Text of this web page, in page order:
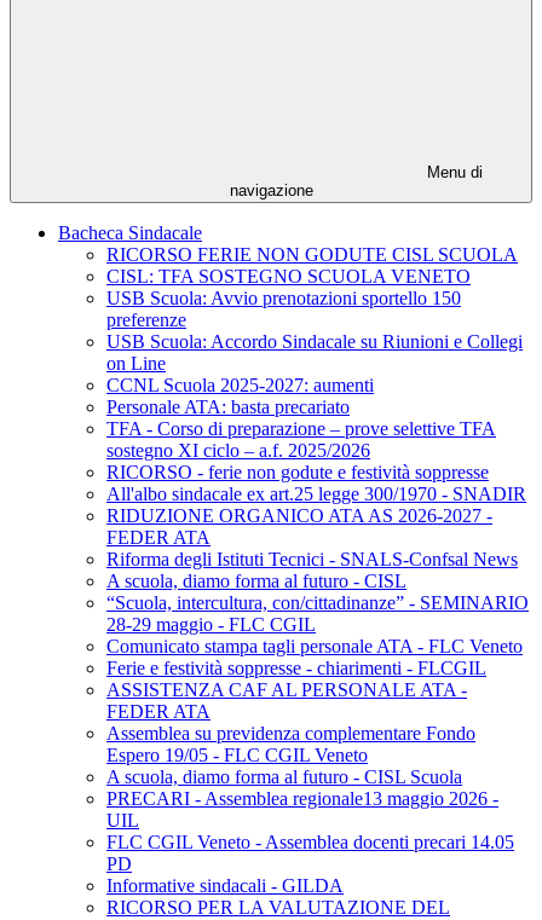
Menu di
navigazione
Bacheca Sindacale
RICORSO FERIE NON GODUTE CISL SCUOLA
CISL: TFA SOSTEGNO SCUOLA VENETO
USB Scuola: Avvio prenotazioni sportello 150
preferenze
USB Scuola: Accordo Sindacale su Riunioni e Collegi
on Line
CCNL Scuola 2025-2027: aumenti
Personale ATA: basta precariato
TFA - Corso di preparazione – prove selettive TFA
sostegno XI ciclo – a.f. 2025/2026
RICORSO - ferie non godute e festività soppresse
All'albo sindacale ex art.25 legge 300/1970 - SNADIR
RIDUZIONE ORGANICO ATA AS 2026-2027 -
FEDER ATA
Riforma degli Istituti Tecnici - SNALS-Confsal News
A scuola, diamo forma al futuro - CISL
“Scuola, intercultura, con/cittadinanze” - SEMINARIO
28-29 maggio - FLC CGIL
Comunicato stampa tagli personale ATA - FLC Veneto
Ferie e festività soppresse - chiarimenti - FLCGIL
ASSISTENZA CAF AL PERSONALE ATA -
FEDER ATA
Assemblea su previdenza complementare Fondo
Espero 19/05 - FLC CGIL Veneto
A scuola, diamo forma al futuro - CISL Scuola
PRECARI - Assemblea regionale13 maggio 2026 -
UIL
FLC CGIL Veneto - Assemblea docenti precari 14.05
PD
Informative sindacali - GILDA
RICORSO PER LA VALUTAZIONE DEL